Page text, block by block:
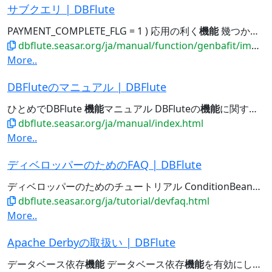
サブクエリ | DBFlute
PAYMENT_COMPLETE_FLG = 1 ) 応用の利く 機能幾つかの
dbflute.seasar.org/ja/manual/function/genbafit/implfit/subquery/index.html
More..
DBFluteのマニュアル | DBFlute
ひとめでDBFlute機能マニュアル DBFluteの機能に関するマニュアル(
dbflute.seasar.org/ja/manual/index.html
More..
ディベロッパーのためのFAQ | DBFlute
ディベロッパーのためのチュートリアル ConditionBeanの
dbflute.seasar.org/ja/tutorial/devfaq.html
More..
Apache Derbyの取扱い | DBFlute
データベース依存機能データベース依存機能を有効にした場合の利用可能な